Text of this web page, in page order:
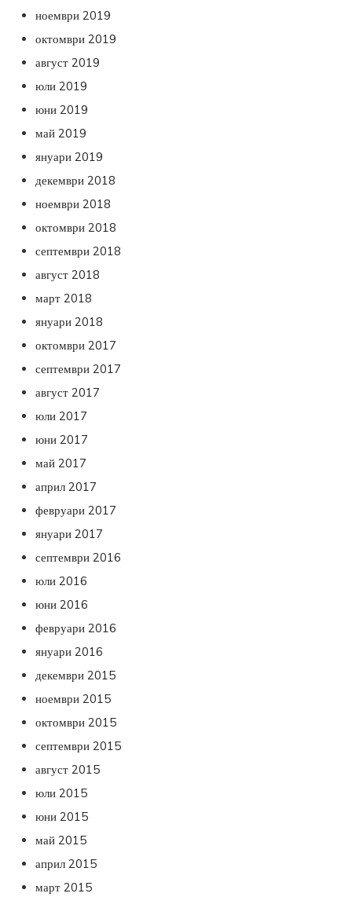
ноември 2019
октомври 2019
август 2019
юли 2019
юни 2019
май 2019
януари 2019
декември 2018
ноември 2018
октомври 2018
септември 2018
август 2018
март 2018
януари 2018
октомври 2017
септември 2017
август 2017
юли 2017
юни 2017
май 2017
април 2017
февруари 2017
януари 2017
септември 2016
юли 2016
юни 2016
февруари 2016
януари 2016
декември 2015
ноември 2015
октомври 2015
септември 2015
август 2015
юли 2015
юни 2015
май 2015
април 2015
март 2015